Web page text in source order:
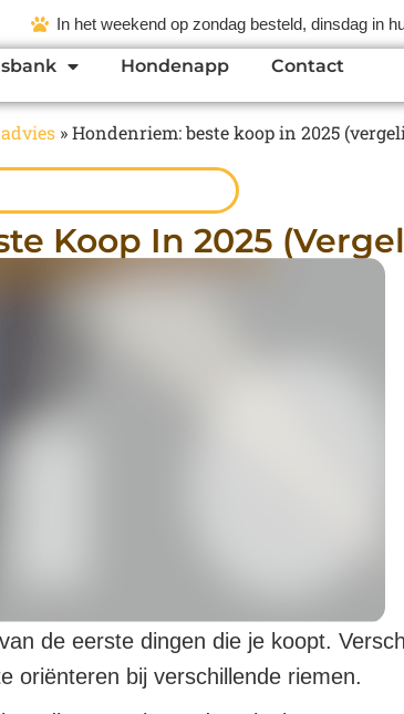
In het weekend op zondag besteld, dinsdag in
Hondenapp Contact
»Hondenriem: beste koop in 2025
Koop In 2025
de eerste dingen die je koopt.
oriënteren bij verschillende riemen.